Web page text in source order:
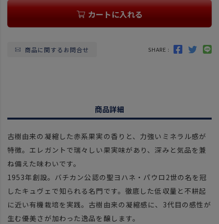
カートに入れる
商品に関するお問合せ SHARE :
商品詳細
古樹由来の凝縮した赤系果実の香りと、力強いミネラル感が
特徴。エレガントで瑞々しい果実味があり、深みと気品を兼
ね備えた味わいです。
1953年創設。バチカン公認の聖ヨハネ・パウロ2世の名を冠
したキュヴェで知られる名門です。徹底した低収量と不耕起
に近い有機栽培を実践。古樹由来の凝縮感に、3代目の感性が
生む優美さが加わった逸品を醸します。